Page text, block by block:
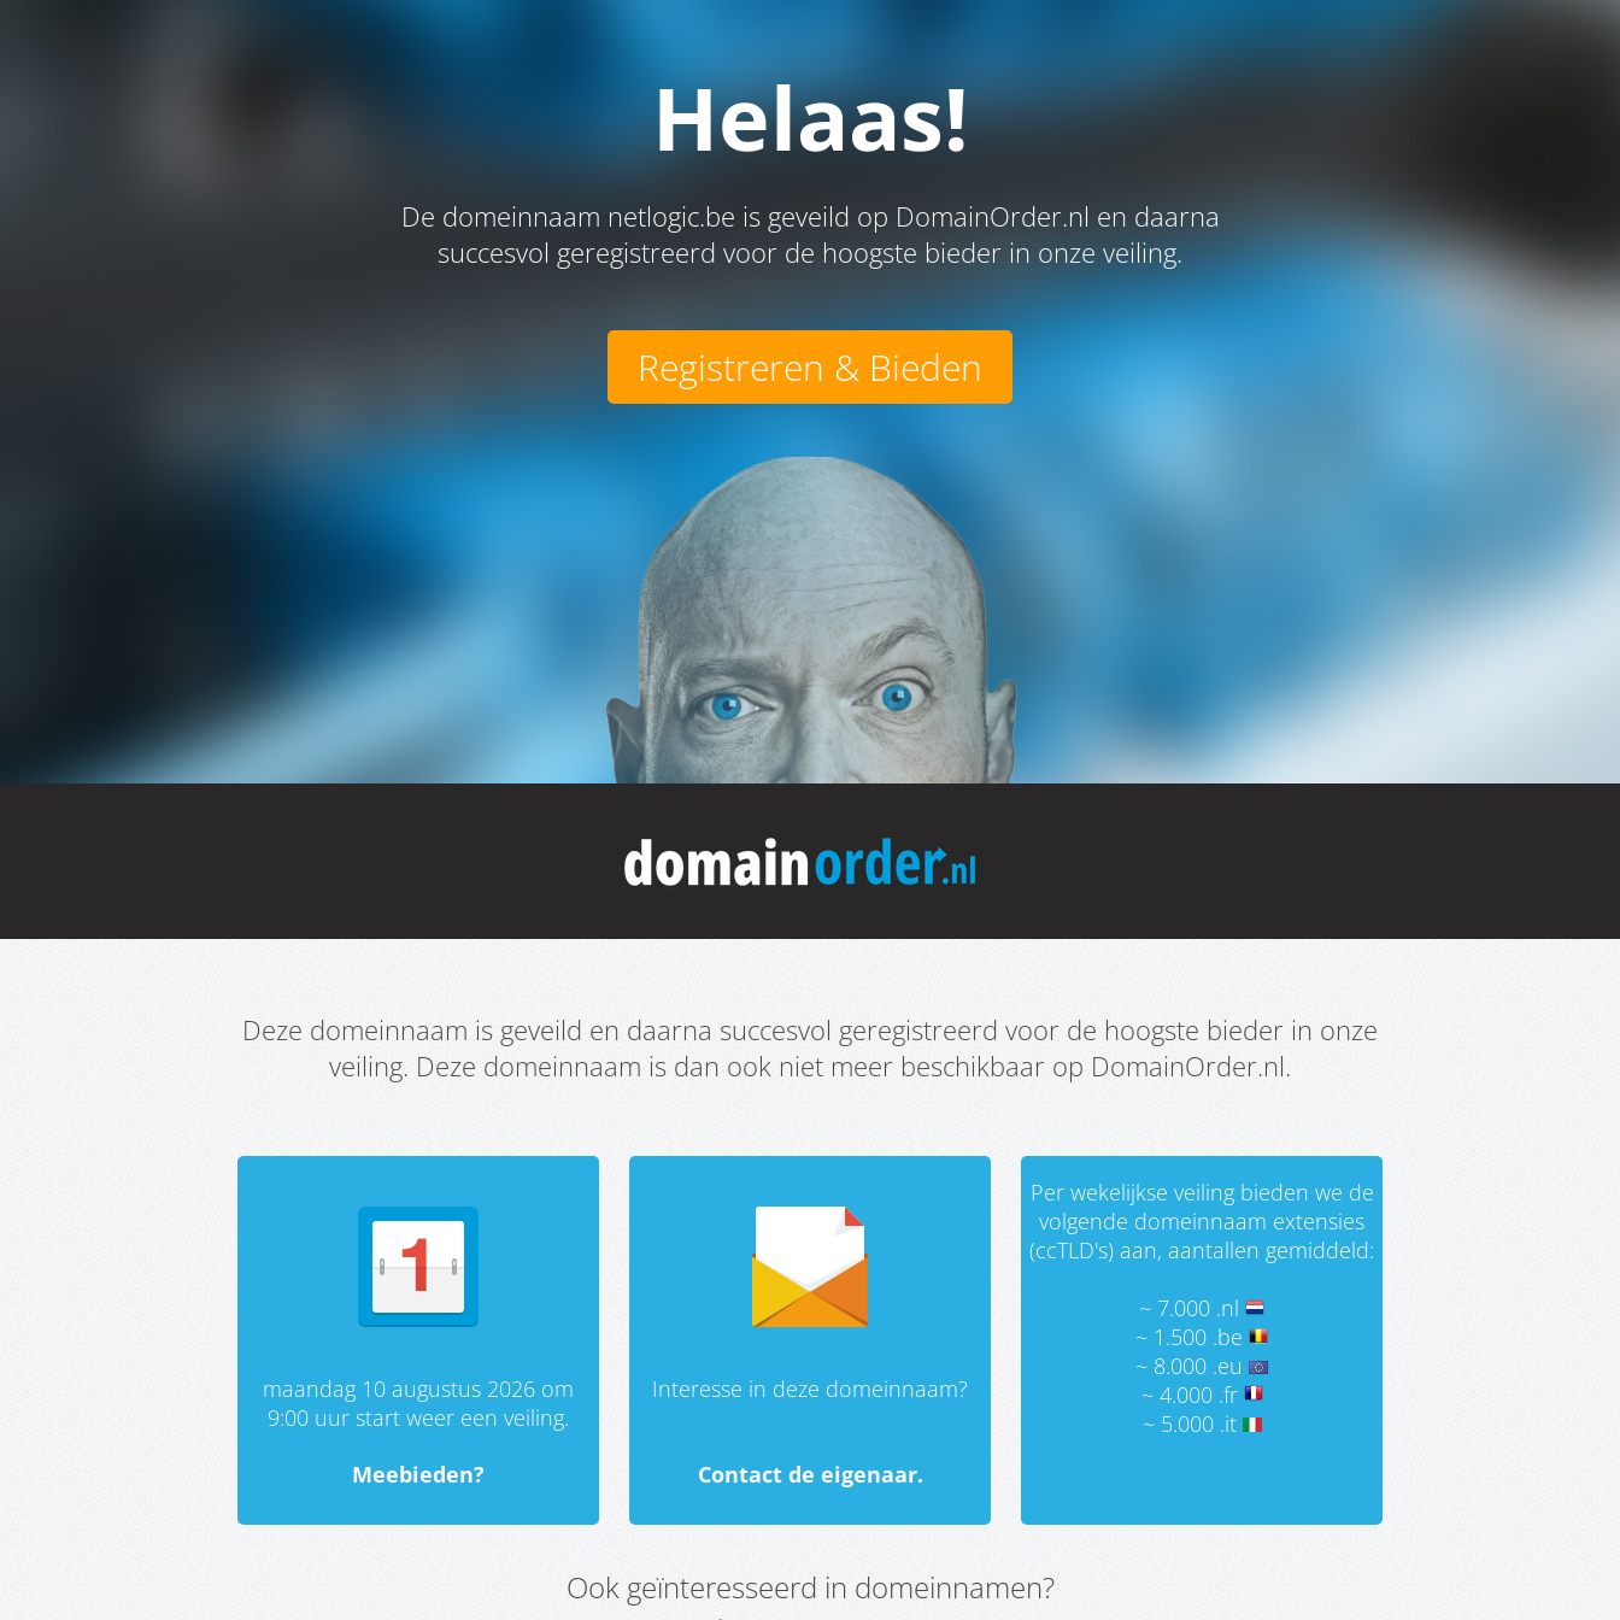
Helaas!
De domeinnaam netlogic.be is geveild op DomainOrder.nl en daarna
succesvol geregistreerd voor de hoogste bieder in onze veiling.
Registreren & Bieden
Deze domeinnaam is geveild en daarna succesvol geregistreerd voor de hoogste bieder in onze
veiling. Deze domeinnaam is dan ook niet meer beschikbaar op DomainOrder.nl.
maandag 10 augustus 2026 om
9:00 uur start weer een veiling.
Meebieden?
Interesse in deze domeinnaam?
Contact de eigenaar.
Per wekelijkse veiling bieden we de
volgende domeinnaam extensies
(ccTLD's) aan, aantallen gemiddeld:
~ 7.000 .nl
~ 1.500 .be
~ 8.000 .eu
~ 4.000 .fr
~ 5.000 .it
Ook geïnteresseerd in domeinnamen?